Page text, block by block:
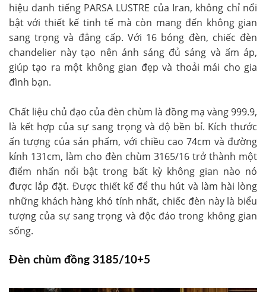
hiệu danh tiếng PARSA LUSTRE của Iran, không chỉ nổi
bật với thiết kế tinh tế mà còn mang đến không gian
sang trọng và đẳng cấp. Với 16 bóng đèn, chiếc đèn
chandelier này tạo nên ánh sáng đủ sáng và ấm áp,
giúp tạo ra một không gian đẹp và thoải mái cho gia
đình bạn.
Chất liệu chủ đạo của đèn chùm là đồng mạ vàng 999.9,
là kết hợp của sự sang trọng và độ bền bỉ. Kích thước
ấn tượng của sản phẩm, với chiều cao 74cm và đường
kính 131cm, làm cho đèn chùm 3165/16 trở thành một
điểm nhấn nổi bật trong bất kỳ không gian nào nó
được lắp đặt. Được thiết kế để thu hút và làm hài lòng
những khách hàng khó tính nhất, chiếc đèn này là biểu
tượng của sự sang trọng và độc đáo trong không gian
sống.
Đèn chùm đồng 3185/10+5